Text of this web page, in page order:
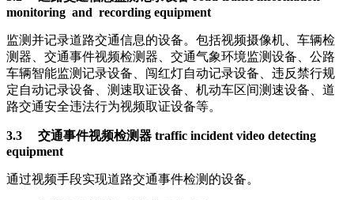
monitoring and recording equipment
监测并记录道路交通信息的设备。包括视频摄像机、车辆检
测器、交通事件视频检测器、交通气象环境监测设备、公路
车辆智能监测记录设备、闯红灯自动记录设备、违反禁行规
定自动记录设备、测速取证设备、机动车区间测速设备、道
路交通安全违法行为视频取证设备等。
3.3 交通事件视频检测器 traffic incident video detecting
equipment
通过视频手段实现道路交通事件检测的设备。